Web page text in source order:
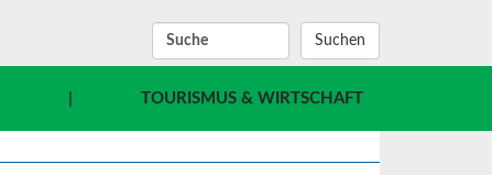
SUCHBEGRIFF
TOURISMUS & WIRTSCHAFT